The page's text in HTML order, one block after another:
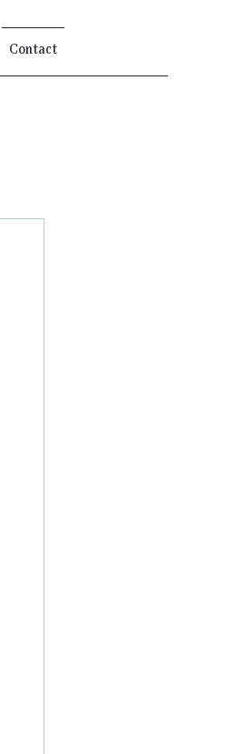
Contact